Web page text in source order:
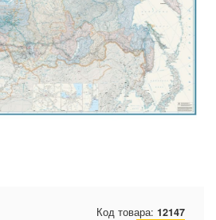
Код товара: 12147